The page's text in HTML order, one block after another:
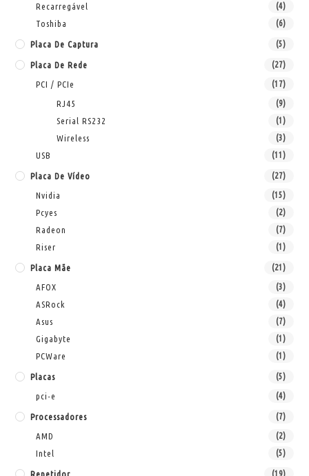
Recarregável (4)
Toshiba (6)
Placa De Captura (5)
Placa De Rede (27)
PCI / PCIe (17)
RJ45 (9)
Serial RS232 (1)
Wireless (3)
USB (11)
Placa De Vídeo (27)
Nvidia (15)
Pcyes (2)
Radeon (7)
Riser (1)
Placa Mãe (21)
AFOX (3)
ASRock (4)
Asus (7)
Gigabyte (1)
PCWare (1)
Placas (5)
pci-e (4)
Processadores (7)
AMD (2)
Intel (5)
Repetidor (19)